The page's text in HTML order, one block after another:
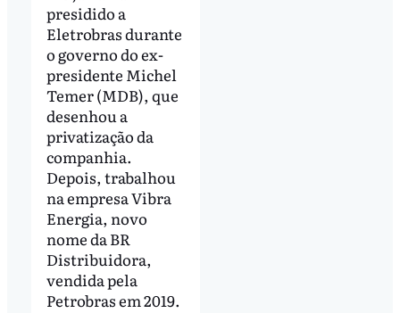
presidido a
Eletrobras durante
o governo do ex-
presidente Michel
Temer (MDB), que
desenhou a
privatização da
companhia.
Depois, trabalhou
na empresa Vibra
Energia, novo
nome da BR
Distribuidora,
vendida pela
Petrobras em 2019.